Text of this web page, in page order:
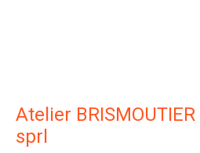
Atelier
sprl